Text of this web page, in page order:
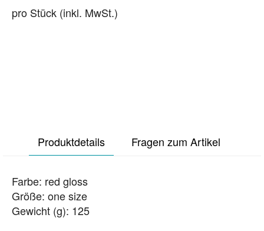
pro Stück (inkl. MwSt.)
Produktdetails Fragen zum Artikel
Farbe: red gloss
Größe: one size
Gewicht (g): 125